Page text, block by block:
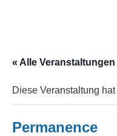
« Alle Veranstaltungen
Diese Veranstaltung
Permanence